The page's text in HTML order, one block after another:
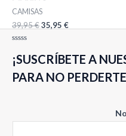
CAMISAS
39,95€35,95 €
con
0
5
¡SUSCRÍBETE A
PARA NO